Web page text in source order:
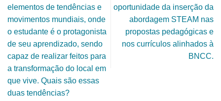
elementos de tendências e
movimentos mundiais, onde
o estudante é o protagonista
de seu aprendizado, sendo
capaz de realizar feitos para
a transformação do local em
que vive. Quais são essas
duas tendências?
oportunidade da inserção da
abordagem STEAM nas
propostas pedagógicas e
nos currículos alinhados à
BNCC.